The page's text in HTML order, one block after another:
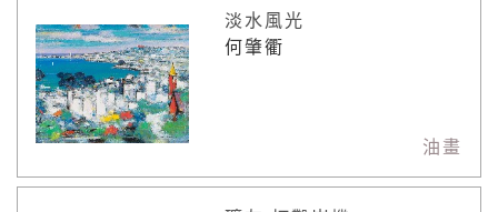
淡水風光
何肇衢
油畫